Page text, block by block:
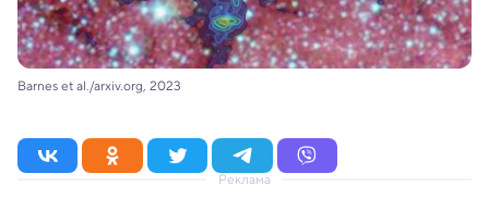
Barnes et al./arxiv.org, 2023
Реклама